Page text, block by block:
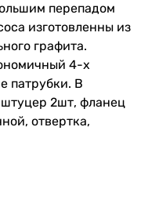
перепадом
изготовленны из
графита.
4-х
патрубки. В
2шт, фланец
отвертка,